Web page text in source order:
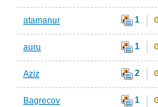
atamanur 1
auru 1
Aziz 2
Bagrecov 1